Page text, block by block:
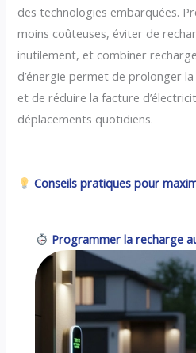
des technologies embarquées.
moins coûteuses, éviter de
inutilement, et combiner
d’énergie permet de prolonger
et de réduire la facture
déplacements quotidiens.
Conseils pratiques pour
Programmer la recharge